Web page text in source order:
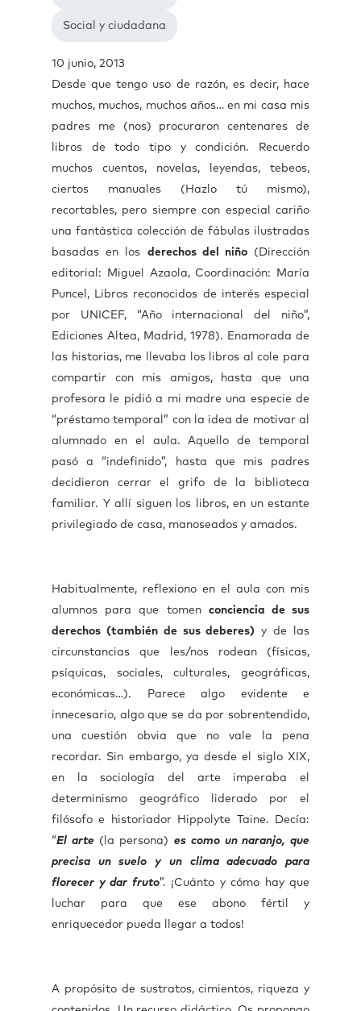
Social y ciudadana
10 junio, 2013
Desde que tengo uso de razón, es decir, hace
muchos, muchos, muchos años… en mi casa mis
padres me (nos) procuraron centenares de
libros de todo tipo y condición. Recuerdo
muchos cuentos, novelas, leyendas, tebeos,
ciertos manuales (Hazlo tú mismo),
recortables, pero siempre con especial cariño
una fantástica colección de fábulas ilustradas
basadas en los derechos del niño(Dirección
editorial: Miguel Azaola, Coordinación: María
Puncel, Libros reconocidos de interés especial
por UNICEF, “Año internacional del niño”,
Ediciones Altea, Madrid, 1978). Enamorada de
las historias, me llevaba los libros al cole para
compartir con mis amigos, hasta que una
profesora le pidió a mi madre una especie de
“préstamo temporal” con la idea de motivar al
alumnado en el aula. Aquello de temporal
pasó a “indefinido”, hasta que mis padres
decidieron cerrar el grifo de la biblioteca
familiar. Y allí siguen los libros, en un estante
privilegiado de casa, manoseados y amados.
Habitualmente, reflexiono en el aula con mis
alumnos para que tomen conciencia de sus
derechos (también de sus deberes)
y de las
circunstancias que les/nos rodean (físicas,
psíquicas, sociales, culturales, geográficas,
económicas…). Parece algo evidente e
innecesario, algo que se da por sobrentendido,
una cuestión obvia que no vale la pena
recordar. Sin embargo, ya desde el siglo XIX,
en la sociología del arte imperaba el
determinismo geográfico liderado por el
filósofo e historiador Hippolyte Taine. Decía:
“El arte (la persona) es como un naranjo, que
precisa un suelo y un clima adecuado para
florecer y dar fruto”. ¡Cuánto y cómo hay que
luchar para que ese abono fértil y
enriquecedor pueda llegar a todos!
A propósito de sustratos, cimientos, riqueza y